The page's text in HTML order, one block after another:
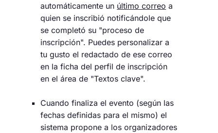
automáticamente un último correo a
quien se inscribió notificándole que
se completó su "proceso de
inscripción". Puedes personalizar a
tu gusto el redactado de ese correo
en la ficha del perfil de inscripción
en el área de "Textos clave".
Cuando finaliza el evento (según las
fechas definidas para el mismo) el
sistema propone a los organizadores